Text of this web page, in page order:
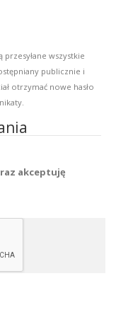
wszystkie
publicznie i
otrzymać nowe hasło
akceptuję